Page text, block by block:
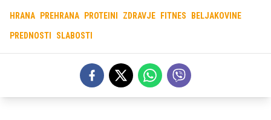
HRANA PREHRANA PROTEINI ZDRAVJE FITNES BELJAKOVINE
PREDNOSTI SLABOSTI